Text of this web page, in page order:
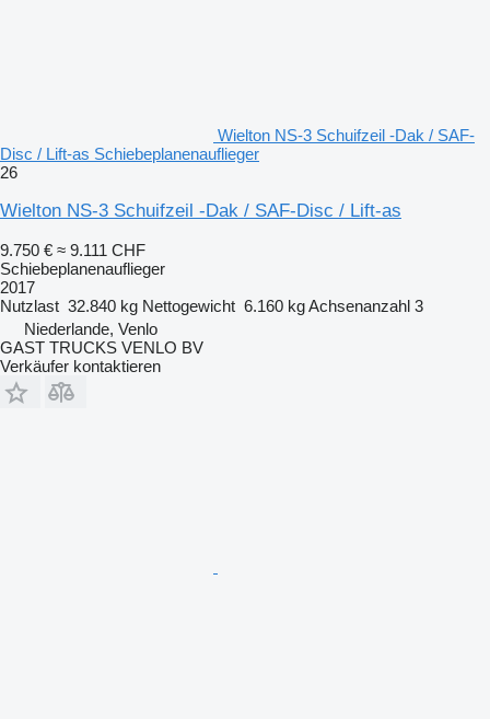
Wielton NS-3 Schuifzeil -Dak / SAF-
Disc / Lift-as Schiebeplanenauflieger
26
Wielton NS-3 Schuifzeil -Dak / SAF-Disc / Lift-as
9.750 € ≈ 9.111 CHF
Schiebeplanenauflieger
2017
Nutzlast 32.840 kg Nettogewicht 6.160 kgAchsenanzahl 3
Niederlande, Venlo
GAST TRUCKS VENLO BV
Verkäufer kontaktieren